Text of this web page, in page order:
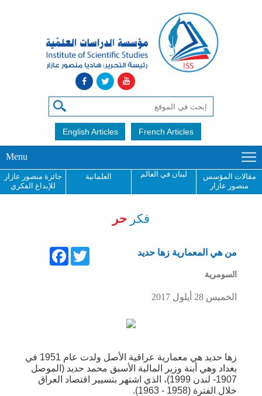
English Articles French Articles
Menu
مقالات المؤسس
منصور عازار
لبنان في العالم العلمانية
جائزة منصور عازار
للإبداع الفكري
فكر حر
FacebookTwitter من هي المعمارية زها حديد
السومرية
الخميس 28 أيلول 2017
زها حديد هي معمارية عراقية الأصل ولدت عام 1951 في
بغداد وهي أبنة وزير المالية الأسبق محمد حديد (الموصل
1907- لندن 1999)، الذي اشتهر بتسيير اقتصاد العراق
خلال الفترة (1958 - 1963).